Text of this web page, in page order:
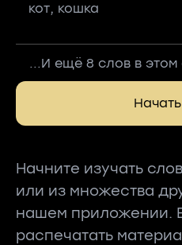
кот, кошка
...И ещё 8 слов в этом
Начните изучать
или из множества
нашем приложении.
распечатать